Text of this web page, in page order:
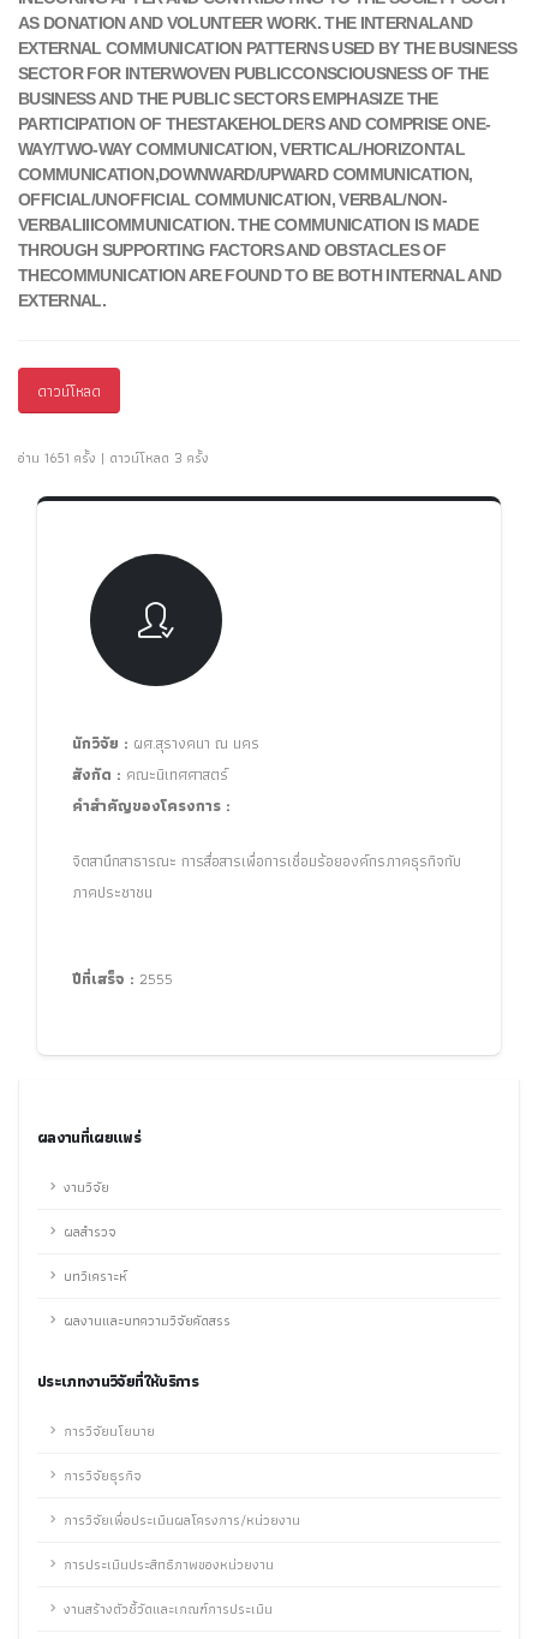
AS DONATION AND VOLUNTEER WORK. THE INTERNALAND
EXTERNAL COMMUNICATION PATTERNS USED BY THE BUSINESS
SECTOR FOR INTERWOVEN PUBLICCONSCIOUSNESS OF THE
BUSINESS AND THE PUBLIC SECTORS EMPHASIZE THE
PARTICIPATION OF THESTAKEHOLDERS AND COMPRISE ONE-
WAY/TWO-WAY COMMUNICATION, VERTICAL/HORIZONTAL
COMMUNICATION,DOWNWARD/UPWARD COMMUNICATION,
OFFICIAL/UNOFFICIAL COMMUNICATION, VERBAL/NON-
VERBALIIICOMMUNICATION. THE COMMUNICATION IS MADE
THROUGH SUPPORTING FACTORS AND OBSTACLES OF
THECOMMUNICATION ARE FOUND TO BE BOTH INTERNAL AND
EXTERNAL.
ดาวน์โหลด
อ่าน 1651 ครั้ง | ดาวน์โหลด 3 ครั้ง
นักวิจัย : ผศ.สุรางคนา ณ นคร
สังกัด : คณะนิเทศศาสตร์
คำสำคัญของโครงการ :
จิตสานึกสาธารณะ การสื่อสารเพื่อการเชื่อมร้อยองค์กรภาคธุรกิจกับ
ภาคประชาชน
ปีที่เสร็จ : 2555
ผลงานที่เผยแพร่
งานวิจัย
ผลสำรวจ
บทวิเคราะห์
ผลงานและบทความวิจัยคัดสรร
ประเภทงานวิจัยที่ให้บริการ
การวิจัยนโยบาย
การวิจัยธุรกิจ
การวิจัยเพื่อประเมินผลโครงการ/หน่วยงาน
การประเมินประสิทธิภาพของหน่วยงาน
งานสร้างตัวชี้วัดและเกณฑ์การประเมิน